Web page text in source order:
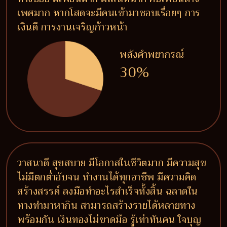
เพศมาก หากโสดจะมีคนเข้ามาชอบเรื่อยๆ การ
เงินดี การงานเจริญก้าวหน้า
พลังคำพยากรณ์
30%
วาสนาดี สุขสบาย มีโอกาสในชีวิตมาก มีความสุข
ไม่มีตกต่ำอับจน ทำงานได้ทุกอาชีพ มีความคิด
สร้างสรรค์ ลงมือทำอะไรสำเร็จทั้งสิ้น ฉลาดใน
ทางทำมาหากิน สามารถสร้างรายได้หลายทาง
พร้อมกัน เงินทองไม่ขาดมือ รู้เท่าทันคน ใจบุญ